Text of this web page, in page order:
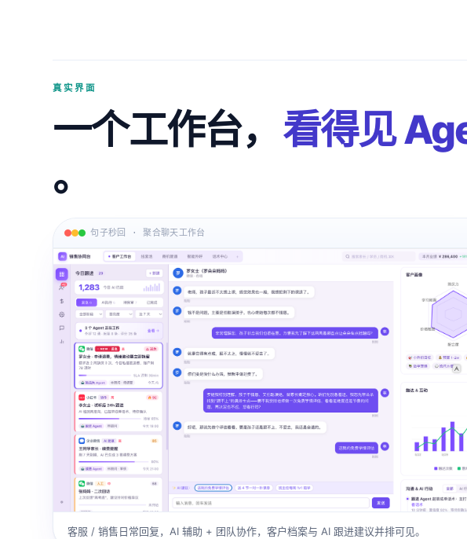
真实界面
一个工作台， 看得见
。
句子秒回 · 聚合聊天工作台
客服 / 销售日常回复，AI 辅助 + 团队协作，客户档案与 AI 跟进建议并排可见。